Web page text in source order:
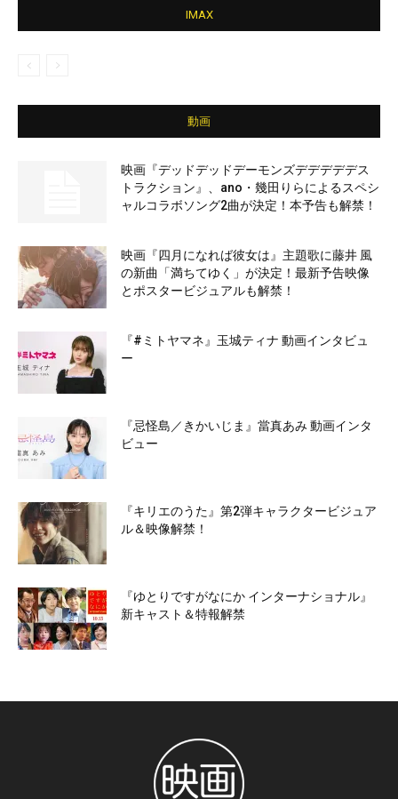
IMAX
動画
映画『デッドデッドデーモンズデデデデデス
トラクション』、ano・幾田りらによるスペシ
ャルコラボソング2曲が決定！本予告も解禁！
映画『四月になれば彼女は』主題歌に藤井 風
の新曲「満ちてゆく」が決定！最新予告映像
とポスタービジュアルも解禁！
『#ミトヤマネ』玉城ティナ 動画インタビュ
ー
『忌怪島／きかいじま』當真あみ 動画インタ
ビュー
『キリエのうた』第2弾キャラクタービジュア
ル＆映像解禁！
『ゆとりですがなにか インターナショナル』
新キャスト＆特報解禁